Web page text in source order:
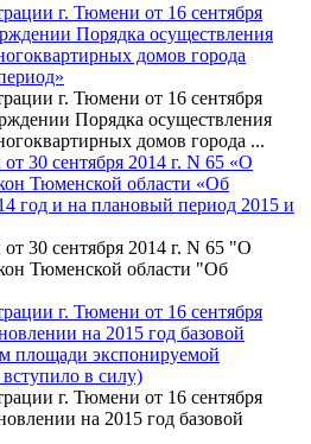
г. Тюмени от 16 сентября
Порядка осуществления
домов города
г. Тюмени от 16 сентября
Порядка осуществления
домов города ...
30 сентября 2014 г. N 65 «О
Тюменской области «Об
год и на плановый период 2015 и
30 сентября 2014 г. N 65 "О
Тюменской области "Об
г. Тюмени от 16 сентября
на 2015 год базовой
м площади экспонируемой
в силу)
г. Тюмени от 16 сентября
на 2015 год базовой